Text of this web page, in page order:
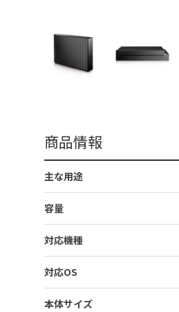
商品情報
主な用途
容量
対応機種
対応OS
本体サイズ